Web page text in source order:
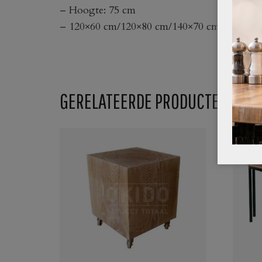
– Hoogte: 75 cm
– 120×60 cm/120×80 cm/140×70 cm/160×80
GERELATEERDE PRODUCTEN